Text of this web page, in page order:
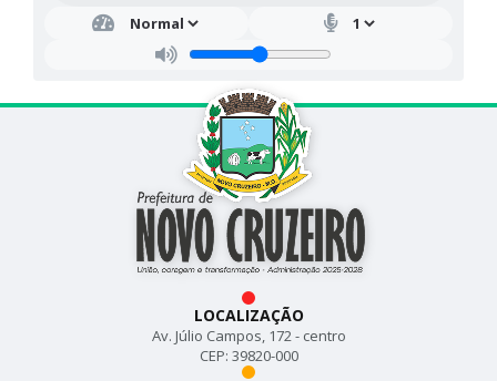
LOCALIZAÇÃO
Av. Júlio Campos, 172 - centro
CEP: 39820-000